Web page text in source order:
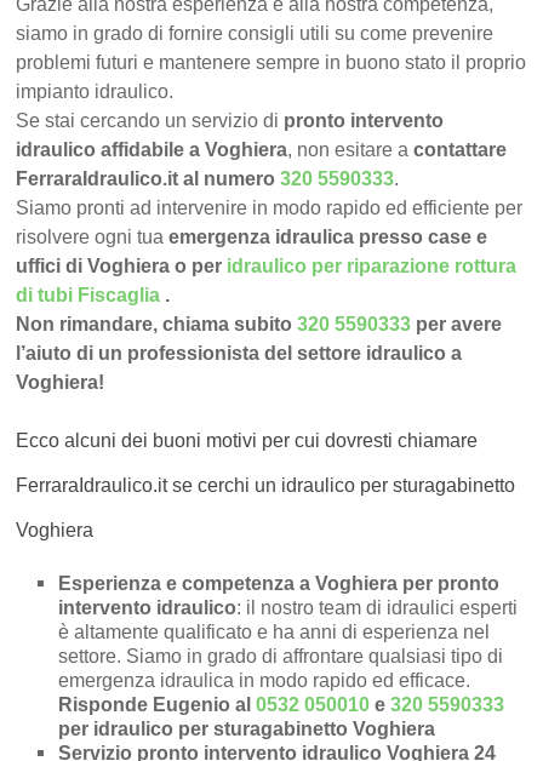
Grazie alla nostra esperienza e alla nostra competenza,
siamo in grado di fornire consigli utili su come prevenire
problemi futuri e mantenere sempre in buono stato il proprio
impianto idraulico.
Se stai cercando un servizio di pronto intervento
idraulico affidabile a Voghiera, non esitare acontattare
FerraraIdraulico.it al numero320 5590333.
Siamo pronti ad intervenire in modo rapido ed efficiente per
risolvere ogni tuaemergenza idraulica presso case e
uffici di Voghiera o per idraulico per riparazione rottura
di tubi Fiscaglia .
Non rimandare, chiama subito320 5590333 per avere
l’aiuto di un professionista del settore idraulico a
Voghiera!
Ecco alcuni dei buoni motivi per cui dovresti chiamare
FerraraIdraulico.it se cerchi un idraulico per sturagabinetto
Voghiera
Esperienza e competenza a Voghiera per pronto
intervento idraulico: il nostro team di idraulici esperti
è altamente qualificato e ha anni di esperienza nel
settore. Siamo in grado di affrontare qualsiasi tipo di
emergenza idraulica in modo rapido ed efficace.
Risponde Eugenio al0532 050010 e320 5590333
per idraulico per sturagabinetto Voghiera
Servizio pronto intervento idraulico Voghiera 24